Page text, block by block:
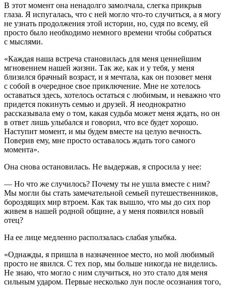
В этот момент она ненадолго замолчала, слегка прикрыв
глаза. Я испугалась, что с ней могло что-то случиться, а я могу
не узнать продолжения этой истории, но, судя по всему, ей
просто было необходимо немного времени чтобы собраться
с мыслями.
«Каждая наша встреча становилась для меня ценнейшим
мгновением нашей жизни. Так же, как и у тебя, у меня
близился брачный возраст, и я мечтала, как он позовет меня
с собой в очередное свое приключение. Мне не хотелось
оставаться здесь, хотелось остаться с любимым, и неважно что
придется покинуть семью и друзей. Я неоднократно
рассказывала ему о том, какая судьба может меня ждать, но он
в ответ лишь улыбался и говорил, что все будет хорошо.
Наступит момент, и мы будем вместе на целую вечность.
Поверив ему, мне просто оставалось ждать того самого
момента».
Она снова остановилась. Не выдержав, я спросила у нее:
— Но что же случилось? Почему ты не ушла вместе с ним?
Мы могли бы стать замечательной семьей путешественников,
бороздящих мир втроем. Как так вышло, что мы до сих пор
живем в нашей родной общине, а у меня появился новый
отец?
На ее лице медленно расползалась слабая улыбка.
«Однажды, я пришла в назначенное место, но мой любимый
просто не явился. С тех пор, мы больше никогда не виделись.
Не знаю, что могло с ним случиться, но это стало для меня
сильным ударом. Первые несколько лун после осознания того,